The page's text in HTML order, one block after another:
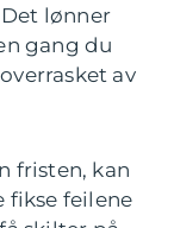
lønner
gang du
av
fristen, kan
fikse feilene